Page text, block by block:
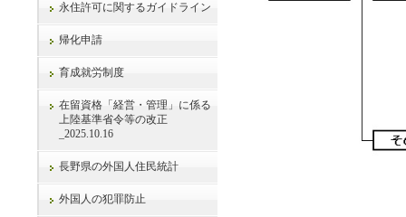
永住許可に関するガイドライン
帰化申請
育成就労制度
在留資格「経営・管理」に係る
上陸基準省令等の改正
_2025.10.16
長野県の外国人住民統計
外国人の犯罪防止